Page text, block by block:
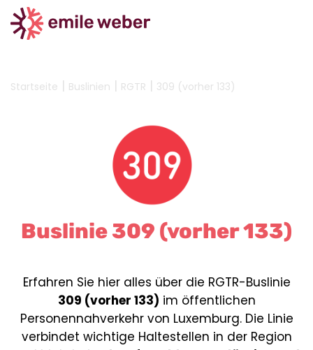
Startseite | Buslinien | RGTR | 309 (vorher 133)
Buslinie 309 (vorher 133)
Erfahren Sie hier alles über die RGTR-Buslinie
309 (vorher 133) im öffentlichen
Personennahverkehr von Luxemburg. Die Linie
verbindet wichtige Haltestellen in der Region